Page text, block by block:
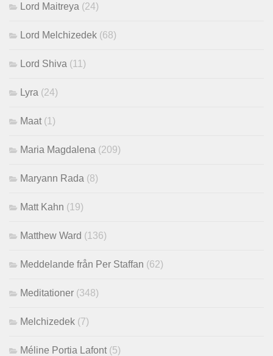
Lord Maitreya (24)
Lord Melchizedek (68)
Lord Shiva (11)
Lyra (24)
Maat (1)
Maria Magdalena (209)
Maryann Rada (8)
Matt Kahn (19)
Matthew Ward (136)
Meddelande från Per Staffan (62)
Meditationer (348)
Melchizedek (7)
Méline Portia Lafont (5)